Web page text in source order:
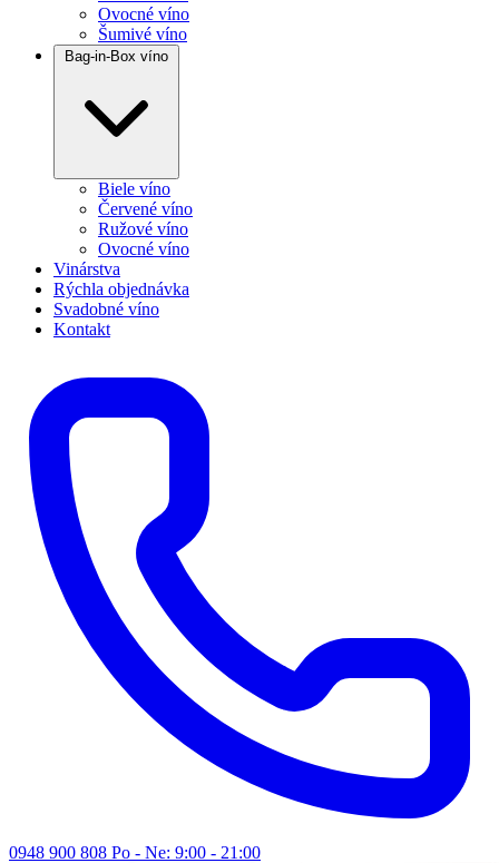
Ovocné víno
Šumivé víno
Bag-in-Box víno
Biele víno
Červené víno
Ružové víno
Ovocné víno
Vinárstva
Rýchla objednávka
Svadobné víno
Kontakt
0948 900 808 Po - Ne: 9:00 - 21:00